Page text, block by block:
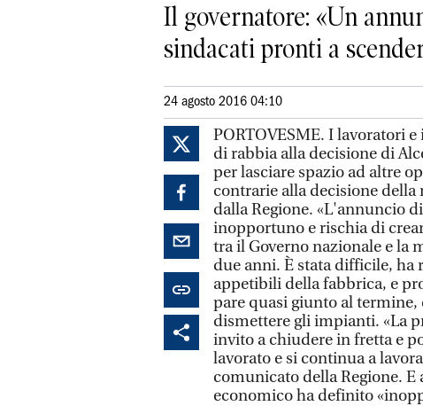
Il governatore: «Un
sindacati pronti a
24 agosto 2016 04:10
PORTOVESME. I lavoratori
di rabbia alla decisione di
per lasciare spazio ad altre
contrarie alla decisione
dalla Regione. «L'annuncio
inopportuno e rischia di
tra il Governo nazionale e la
due anni. È stata difficile,
appetibili della fabbrica, e
pare quasi giunto al
dismettere gli impianti. «La
invito a chiudere in fretta e
lavorato e si continua a
comunicato della Regione.
economico ha definito